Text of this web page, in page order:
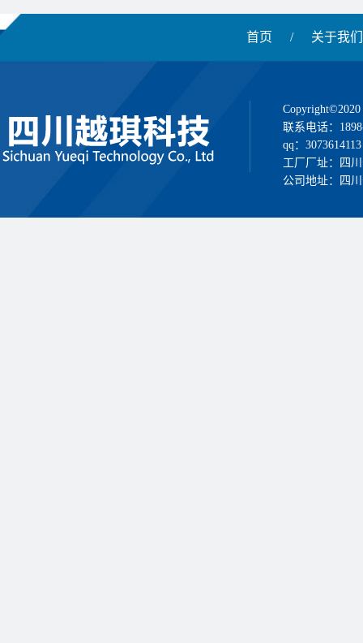
首页 / 关于我们
联系电话：
qq：3073614113
工厂厂址：四
公司地址：四